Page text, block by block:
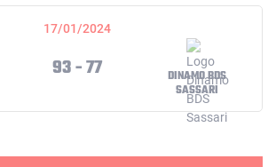
17/01/2024
93 - 77
DINAMO BDS
SASSARI